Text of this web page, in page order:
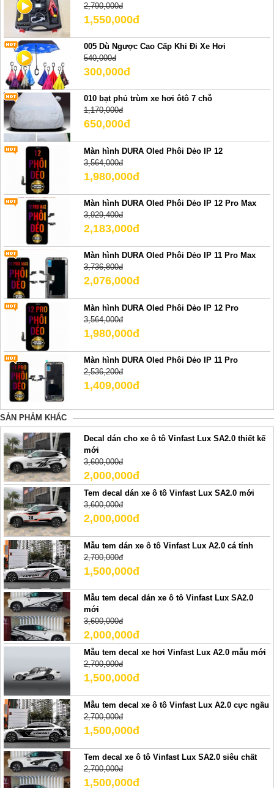
2,790,000đ
1,550,000đ
005 Dù Ngược Cao Cấp Khi Đi Xe Hơi
540,000đ
300,000đ
010 bạt phủ trùm xe hơi ôtô 7 chỗ
1,170,000đ
650,000đ
Màn hình DURA Oled Phôi Dẻo IP 12
3,564,000đ
1,980,000đ
Màn hình DURA Oled Phôi Dẻo IP 12 Pro Max
3,929,400đ
2,183,000đ
Màn hình DURA Oled Phôi Dẻo IP 11 Pro Max
3,736,800đ
2,076,000đ
Màn hình DURA Oled Phôi Dẻo IP 12 Pro
3,564,000đ
1,980,000đ
Màn hình DURA Oled Phôi Dẻo IP 11 Pro
2,536,200đ
1,409,000đ
SẢN PHẢM KHÁC
Decal dán cho xe ô tô Vinfast Lux SA2.0 thiết kế
mới
3,600,000đ
2,000,000đ
Tem decal dán xe ô tô Vinfast Lux SA2.0 mới
3,600,000đ
2,000,000đ
Mẫu tem dán xe ô tô Vinfast Lux A2.0 cá tính
2,700,000đ
1,500,000đ
Mẫu tem decal dán xe ô tô Vinfast Lux SA2.0
mới
3,600,000đ
2,000,000đ
Mẫu tem decal xe hơi Vinfast Lux A2.0 mẫu mới
2,700,000đ
1,500,000đ
Mẫu tem decal xe ô tô Vinfast Lux A2.0 cực ngầu
2,700,000đ
1,500,000đ
Tem decal xe ô tô Vinfast Lux SA2.0 siêu chất
2,700,000đ
1,500,000đ